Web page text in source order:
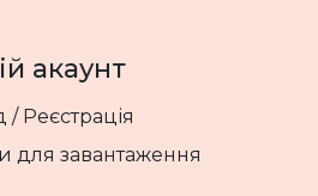
акаунт
/ Реєстрація
для завантаження